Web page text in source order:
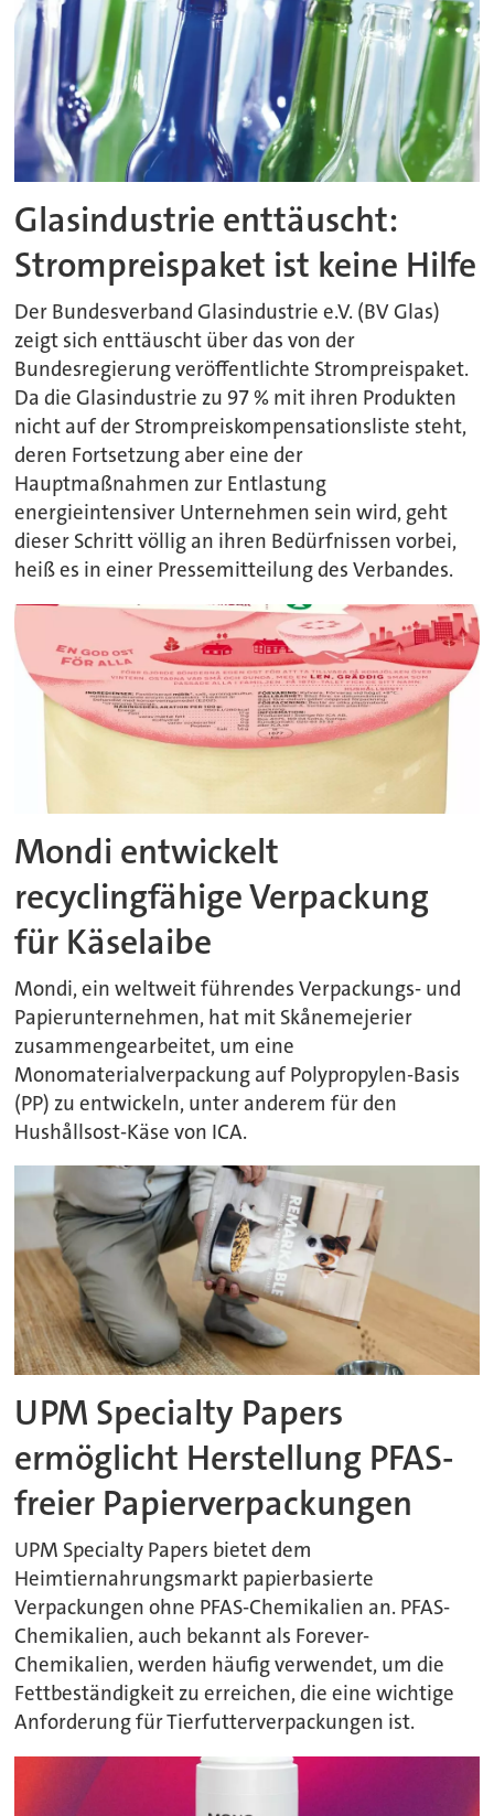
Glasindustrie enttäuscht:
Strompreispaket ist keine Hilfe
Der Bundesverband Glasindustrie e.V. (BV Glas)
zeigt sich enttäuscht über das von der
Bundesregierung veröffentlichte Strompreispaket.
Da die Glasindustrie zu 97 % mit ihren Produkten
nicht auf der Strompreiskompensationsliste steht,
deren Fortsetzung aber eine der
Hauptmaßnahmen zur Entlastung
energieintensiver Unternehmen sein wird, geht
dieser Schritt völlig an ihren Bedürfnissen vorbei,
heiß es in einer Pressemitteilung des Verbandes.
Mondi entwickelt
recyclingfähige Verpackung
für Käselaibe
Mondi, ein weltweit führendes Verpackungs- und
Papierunternehmen, hat mit Skånemejerier
zusammengearbeitet, um eine
Monomaterialverpackung auf Polypropylen-Basis
(PP) zu entwickeln, unter anderem für den
Hushållsost-Käse von ICA.
UPM Specialty Papers
ermöglicht Herstellung PFAS-
freier Papierverpackungen
UPM Specialty Papers bietet dem
Heimtiernahrungsmarkt papierbasierte
Verpackungen ohne PFAS-Chemikalien an. PFAS-
Chemikalien, auch bekannt als Forever-
Chemikalien, werden häufig verwendet, um die
Fettbeständigkeit zu erreichen, die eine wichtige
Anforderung für Tierfutterverpackungen ist.